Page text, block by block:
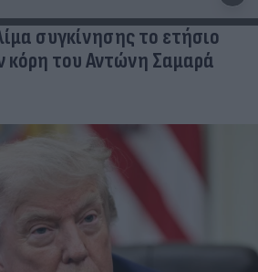
συγκίνησης το ετήσιο
κόρη του Αντώνη Σαμαρά